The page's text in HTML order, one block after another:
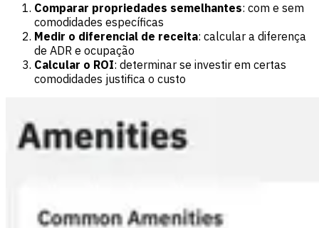
Comparar propriedades semelhantes: com e sem
comodidades específicas
Medir o diferencial de receita: calcular a diferença
de ADR e ocupação
Calcular o ROI: determinar se investir em certas
comodidades justifica o custo